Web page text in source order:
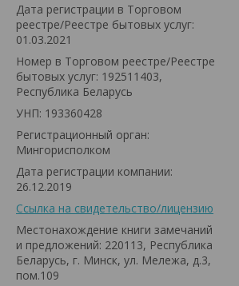
Дата регистрации в Торговом
реестре/Реестре бытовых услуг:
01.03.2021
Номер в Торговом реестре/Реестре
бытовых услуг: 192511403,
Республика Беларусь
УНП: 193360428
Регистрационный орган:
Мингорисполком
Дата регистрации компании:
26.12.2019
Ссылка на свидетельство/лицензию
Местонахождение книги замечаний
и предложений: 220113, Республика
Беларусь, г. Минск, ул. Мележа, д.3,
пом.109